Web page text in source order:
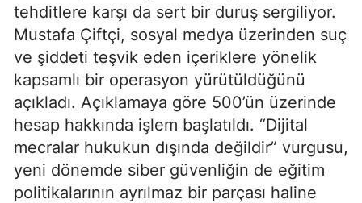
tehditlere karşı da sert bir duruş sergiliyor.
Mustafa Çiftçi, sosyal medya üzerinden suç
ve şiddeti teşvik eden içeriklere yönelik
kapsamlı bir operasyon yürütüldüğünü
açıkladı. Açıklamaya göre 500’ün üzerinde
hesap hakkında işlem başlatıldı. “Dijital
mecralar hukukun dışında değildir” vurgusu,
yeni dönemde siber güvenliğin de eğitim
politikalarının ayrılmaz bir parçası haline